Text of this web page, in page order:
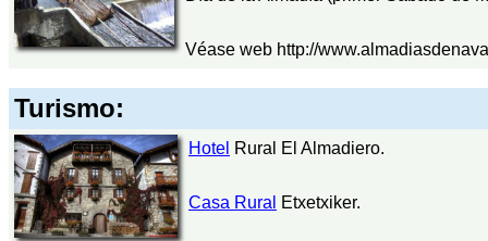
Véase web http://
Turismo:
Hotel Rural El Almadiero.
Casa Rural Etxetxiker.